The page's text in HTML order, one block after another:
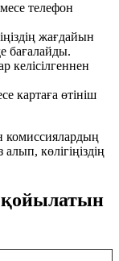
телефон
жағдайын
бағалайды.
келісілгеннен
картаға өтініш
көлігіңіздің